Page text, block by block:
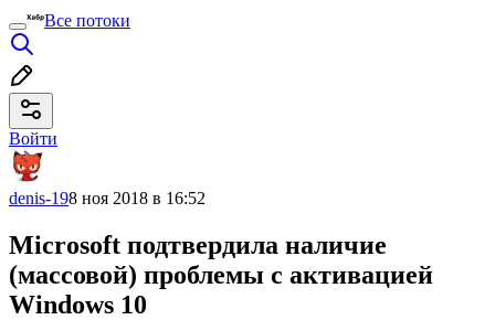
Все потоки
Войти
denis-198 ноя 2018 в 16:52
Microsoft подтвердила наличие
(массовой) проблемы с активацией
Windows 10